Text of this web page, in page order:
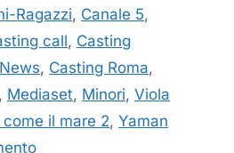
Ragazzi, Canale 5,
call, Casting
, Casting Roma,
, Mediaset, Minori, Viola
il mare 2, Yaman